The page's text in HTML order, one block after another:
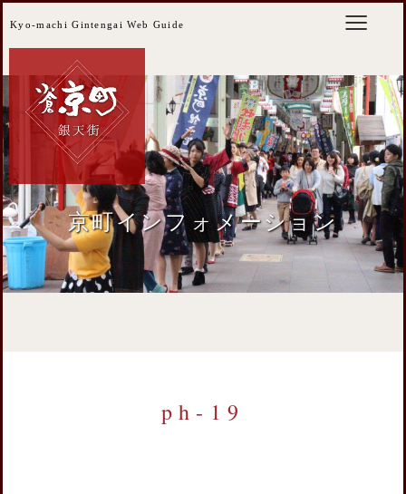
Kyo-machi Gintengai Web Guide
京町インフォメーション
ph-19